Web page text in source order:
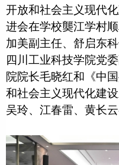
开放和社会主义现代
进会在学校龑江学村
加美副主任、舒启东
四川工业科技学院党
院院长毛晓红和《中
和社会主义现代化建
吴玲、江春雷、黄长云